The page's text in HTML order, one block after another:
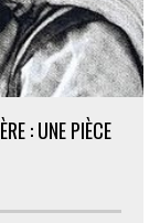
: UNE PIÈCE